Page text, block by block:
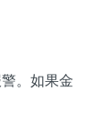
。如果金